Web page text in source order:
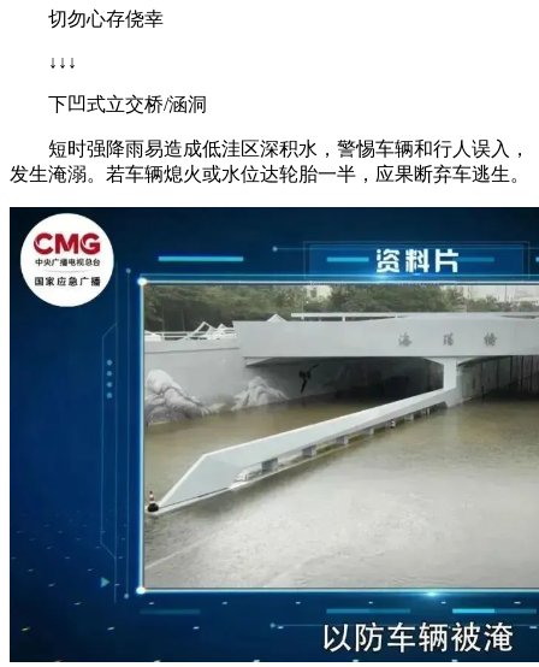
切勿心存侥幸
↓↓↓
下凹式立交桥/涵洞
短时强降雨易造成低洼区深积水，警惕车辆和行人误入，
发生淹溺。若车辆熄火或水位达轮胎一半，应果断弃车逃生。